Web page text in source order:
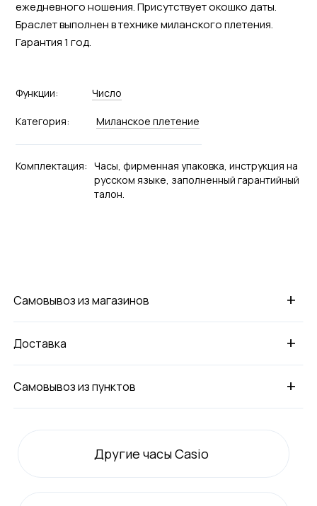
ежедневного ношения. Присутствует окошко даты.
Браслет выполнен в технике миланского плетения.
Гарантия 1 год.
Функции: Число
Категория: Миланское плетение
Комплектация: Часы, фирменная упаковка, инструкция на
русском языке, заполненный гарантийный
талон.
+
Самовывоз из магазинов
+
Доставка
+
Самовывоз из пунктов
Другие часы Casio